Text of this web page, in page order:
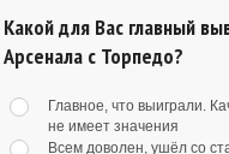
Какой для Вас главный
Арсенала с Торпедо?
Главное, что выиграли.
не имеет значения
Всем доволен, ушёл со